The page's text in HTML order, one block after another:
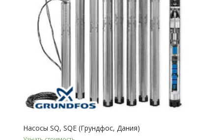
Насосы SQ, SQE (Грундфос, Дания)